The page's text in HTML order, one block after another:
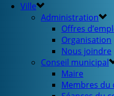
Ville
Administration
Offres
Organisation
Nous joindre
Conseil municipal
Maire
Membres du